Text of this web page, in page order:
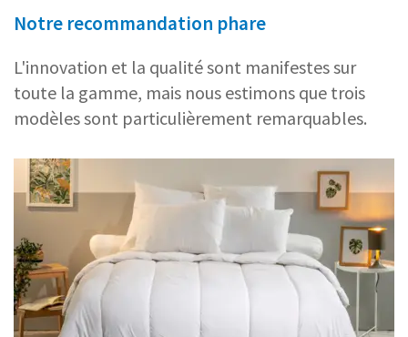
Notre recommandation phare
L'innovation et la qualité sont manifestes sur
toute la gamme, mais nous estimons que trois
modèles sont particulièrement remarquables.